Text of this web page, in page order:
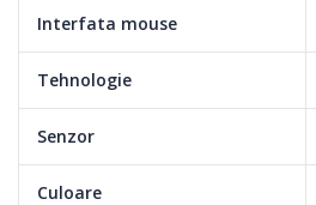
Interfata mouse
Tehnologie
Senzor
Culoare